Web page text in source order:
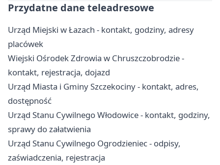
Przydatne dane teleadresowe
Urząd Miejski w Łazach - kontakt, godziny, adresy
placówek
Wiejski Ośrodek Zdrowia w Chruszczobrodzie -
kontakt, rejestracja, dojazd
Urząd Miasta i Gminy Szczekociny - kontakt, adres,
dostępność
Urząd Stanu Cywilnego Włodowice - kontakt, godziny,
sprawy do załatwienia
Urząd Stanu Cywilnego Ogrodzieniec - odpisy,
zaświadczenia, rejestracja